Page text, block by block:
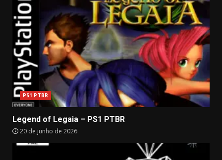
PS1 PTBR
Legend of Legaia – PS1 PTBR
20 de junho de 2026